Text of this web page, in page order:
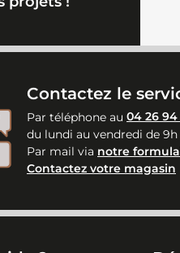
Contactez le
Par téléphone au 04 26 94
du lundi au vendredi de 9h
Par mail via notre
Contactez votre magasin